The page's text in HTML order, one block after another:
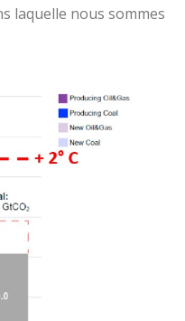
laquelle nous sommes